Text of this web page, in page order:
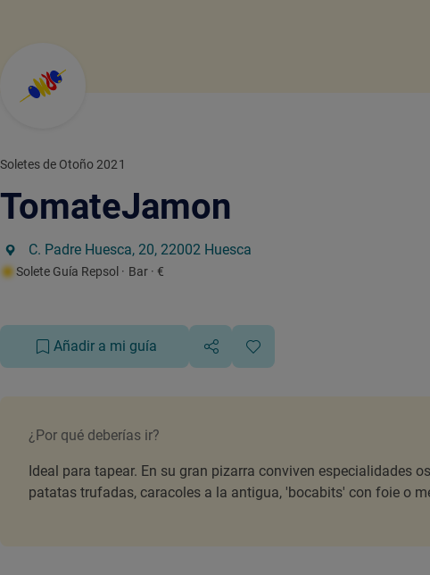
Soletes de Otoño 2021
TomateJamon
C. Padre Huesca, 20, 22002 Huesca
Solete Guía Repsol · Bar · €
Añadir a mi guía
¿Por qué deberías ir?
Ideal para tapear. En su gran pizarra conviven especialidades
patatas trufadas, caracoles a la antigua, 'bocabits' con foie o